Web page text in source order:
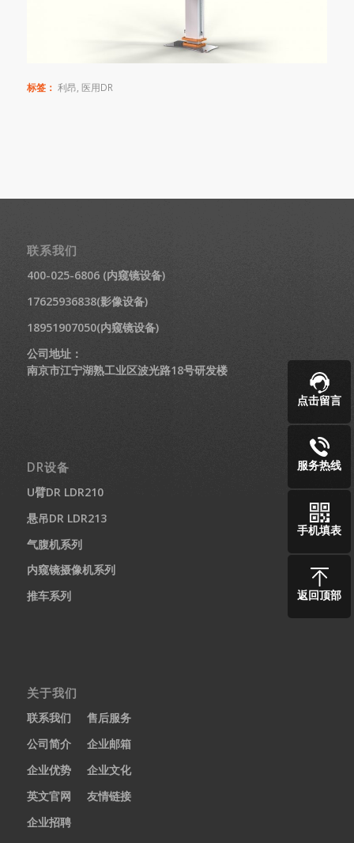
标签： 利昂, 医用DR
联系我们
400-025-6806 (内窥镜设备)
17625936838(影像设备)
18951907050(内窥镜设备)
公司地址：
南京市江宁湖熟工业区波光路18号研发楼
DR设备
U臂DR LDR210
悬吊DR LDR213
气腹机系列
内窥镜摄像机系列
推车系列
关于我们
联系我们
售后服务
公司简介
企业邮箱
企业优势
企业文化
英文官网
友情链接
企业招聘
点击留言
服务热线
手机填表
返回顶部